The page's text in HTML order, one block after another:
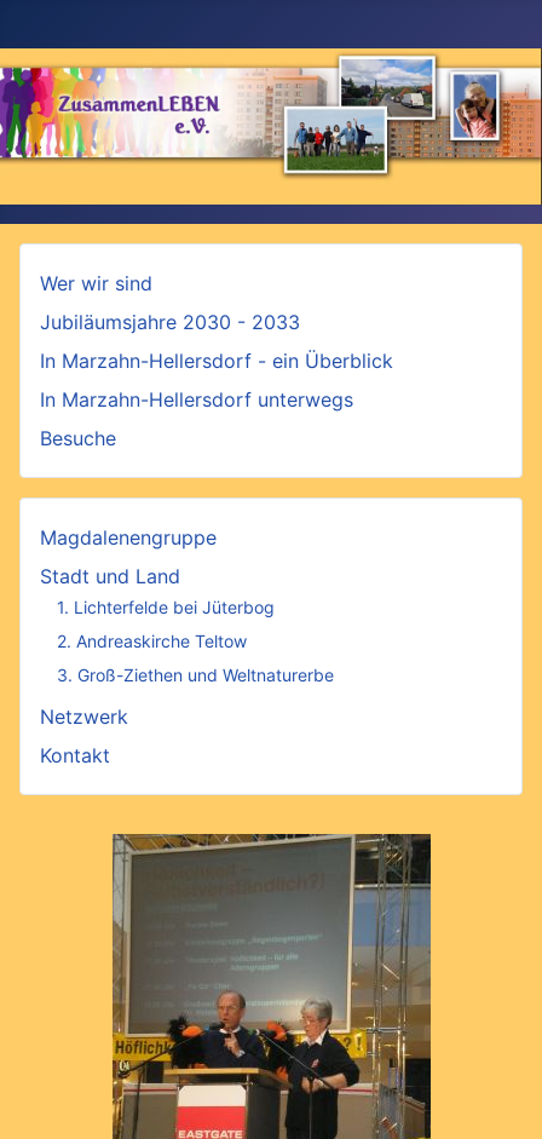
Wer wir sind
Jubiläumsjahre 2030 - 2033
In Marzahn-Hellersdorf - ein Überblick
In Marzahn-Hellersdorf unterwegs
Besuche
Magdalenengruppe
Stadt und Land
1. Lichterfelde bei Jüterbog
2. Andreaskirche Teltow
3. Groß-Ziethen und Weltnaturerbe
Netzwerk
Kontakt